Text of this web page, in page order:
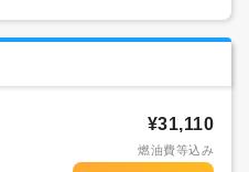
¥31,110
燃油費等込み